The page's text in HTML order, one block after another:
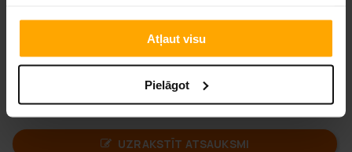
Atļaut visu
Pielāgot
UZRAKSTĪT ATSAUKSMI